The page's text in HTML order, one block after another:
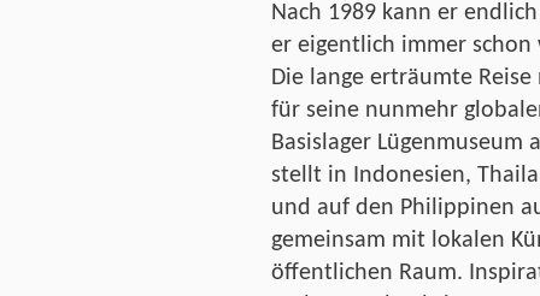
Nach 1989 kann er
er eigentlich immer schon
Die lange erträumte
für seine nunmehr
Basislager Lügenmuseum
stellt in Indonesien,
und auf den Philippinen
gemeinsam mit lokalen
öffentlichen Raum.